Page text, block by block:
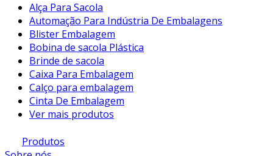
Alça Para Sacola
Automação Para Indústria De Embalagens
Blister Embalagem
Bobina de sacola Plástica
Brinde de sacola
Caixa Para Embalagem
Calço para embalagem
Cinta De Embalagem
Ver mais produtos
Produtos